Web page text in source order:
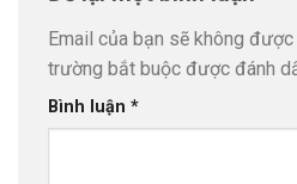
Email của bạn sẽ không
trường bắt buộc được đánh
Bình luận *